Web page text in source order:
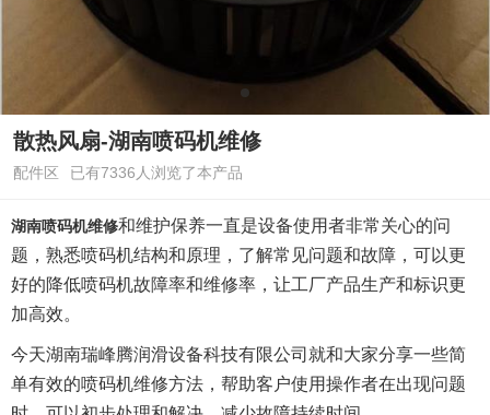
散热风扇-湖南喷码机维修
配件区 已有7336人浏览了本产品
湖南喷码机维修和维护保养一直是设备使用者非常关心的问
题，熟悉喷码机结构和原理，了解常见问题和故障，可以更
好的降低喷码机故障率和维修率，让工厂产品生产和标识更
加高效。
今天湖南瑞峰腾润滑设备科技有限公司 就和大家分享一些简
单有效的喷码机维修方法，帮助客户使用操作者在出现问题